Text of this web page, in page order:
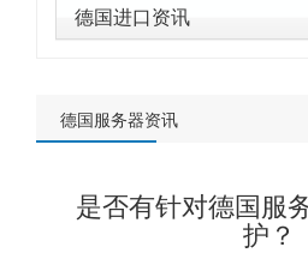
德国进口资讯
德国服务器资讯
是否有针对德国服
护？